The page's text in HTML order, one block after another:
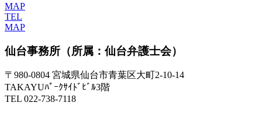
MAP
TEL
MAP
仙台事務所 （所属：仙台弁護士会）
〒980-0804 宮城県仙台市青葉区大町2-10-14
TAKAYUﾊﾟｰｸｻｲﾄﾞﾋﾞﾙ3階
TEL 022-738-7118